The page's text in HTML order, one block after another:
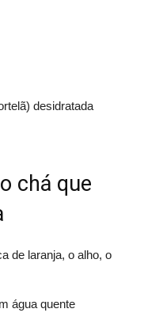
desidratada
chá que
de laranja, o alho, o
água quente